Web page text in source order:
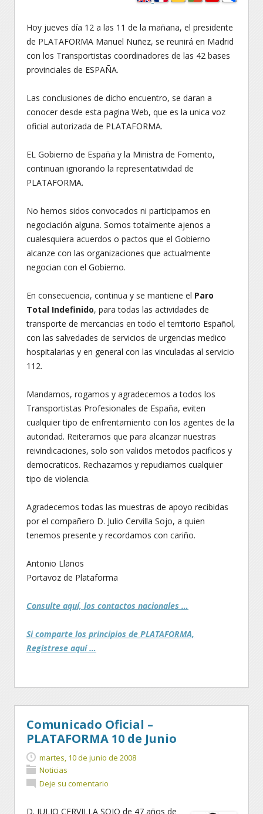
Hoy jueves día 12 a las 11 de la mañana, el presidente
de PLATAFORMA Manuel Nuñez, se reunirá en Madrid
con los Transportistas coordinadores de las 42 bases
provinciales de ESPAÑA.
Las conclusiones de dicho encuentro, se daran a
conocer desde esta pagina Web, que es la unica voz
oficial autorizada de PLATAFORMA.
EL Gobierno de España y la Ministra de Fomento,
continuan ignorando la representatividad de
PLATAFORMA.
No hemos sidos convocados ni participamos en
negociación alguna. Somos totalmente ajenos a
cualesquiera acuerdos o pactos que el Gobierno
alcanze con las organizaciones que actualmente
negocian con el Gobierno.
En consecuencia, continua y se mantiene el Paro
Total Indefinido, para todas las actividades de
transporte de mercancias en todo el territorio Español,
con las salvedades de servicios de urgencias medico
hospitalarias y en general con las vinculadas al servicio
112.
Mandamos, rogamos y agradecemos a todos los
Transportistas Profesionales de España, eviten
cualquier tipo de enfrentamiento con los agentes de la
autoridad. Reiteramos que para alcanzar nuestras
reivindicaciones, solo son validos metodos pacificos y
democraticos. Rechazamos y repudiamos cualquier
tipo de violencia.
Agradecemos todas las muestras de apoyo recibidas
por el compañero D. Julio Cervilla Sojo, a quien
tenemos presente y recordamos con cariño.
Antonio Llanos
Portavoz de Plataforma
Consulte aquí, los contactos nacionales …
Si comparte los principios de PLATAFORMA,
Regístrese aquí …
Comunicado Oficial –
PLATAFORMA 10 de Junio
martes, 10 de junio de 2008
Noticias
Deje su comentario
D. JULIO CERVILLA SOJO de 47 años de